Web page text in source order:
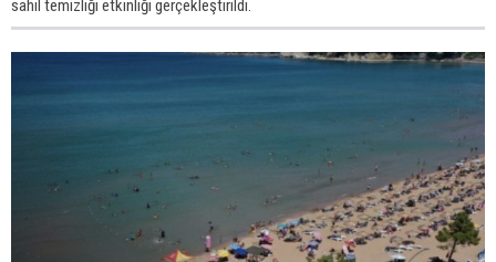
sahil temizliği etkinliği gerçekleştirildi.